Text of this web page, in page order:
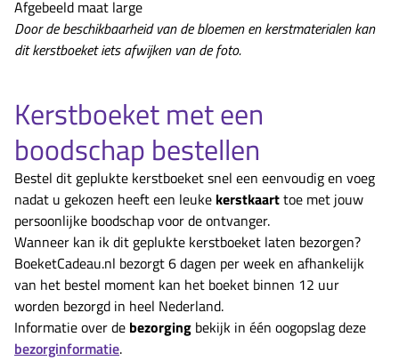
Afgebeeld maat large
Door de beschikbaarheid van de bloemen en kerstmaterialen kan
dit kerstboeket iets afwijken van de foto.
Kerstboeket met een
boodschap bestellen
Bestel dit geplukte kerstboeket snel een eenvoudig en voeg
nadat u gekozen heeft een leuke kerstkaarttoe met jouw
persoonlijke boodschap voor de ontvanger.
Wanneer kan ik dit geplukte kerstboeket laten bezorgen?
BoeketCadeau.nl bezorgt 6 dagen per week en afhankelijk
van het bestel moment kan het boeket binnen 12 uur
worden bezorgd in heel Nederland.
Informatie over de bezorging bekijk in één oogopslag deze
bezorginformatie.